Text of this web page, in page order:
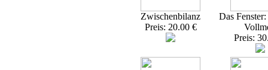
Zwischenbilanz
Preis: 20.00 €
Das
Preis: